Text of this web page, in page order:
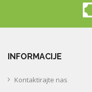
INFORMACIJE
Kontaktirajte nas